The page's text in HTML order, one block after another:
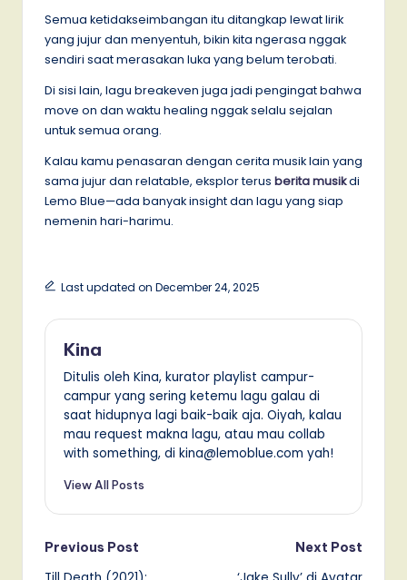
Semua ketidakseimbangan itu ditangkap lewat lirik
yang jujur dan menyentuh, bikin kita ngerasa nggak
sendiri saat merasakan luka yang belum terobati.
Di sisi lain, lagu breakeven juga jadi pengingat bahwa
move on dan waktu healing nggak selalu sejalan
untuk semua orang.
Kalau kamu penasaran dengan cerita musik lain yang
sama jujur dan relatable, eksplor terus berita musikdi
Lemo Blue—ada banyak insight dan lagu yang siap
nemenin hari-harimu.
Last updated on December 24, 2025
Kina
Ditulis oleh Kina, kurator playlist campur-
campur yang sering ketemu lagu galau di
saat hidupnya lagi baik-baik aja. Oiyah, kalau
mau request makna lagu, atau mau collab
with something, di kina@lemoblue.com yah!
View All Posts
Post
Previous Post Next Post